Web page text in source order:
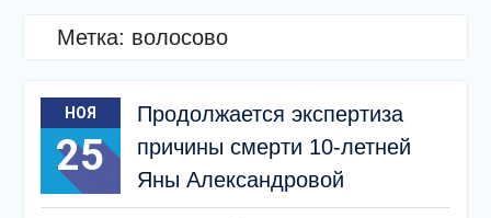
Метка: волосово
НОЯ
25
Продолжается экспертиза
причины смерти 10-летней
Яны Александровой